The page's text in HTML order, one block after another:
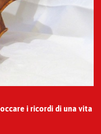
i ricordi di una vita